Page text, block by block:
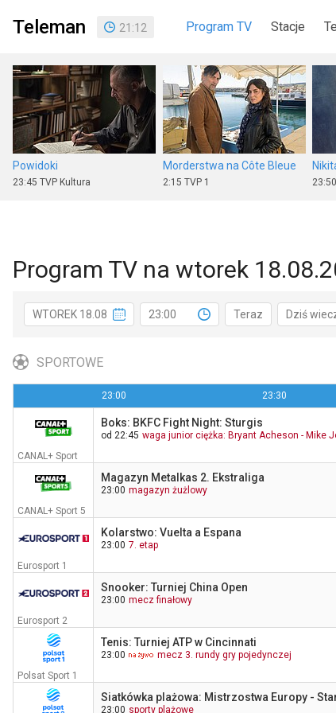
Teleman 21 :12 Program TV Stacje
Powidoki
23:45 TVP Kultura
Morderstwa na Côte Bleue
2:15 TVP 1 23:50
Batman
TVN
Ekstradycja odc. 1
23:55 Stopklatka 0:00
Program informacyjny 19.30
1:30TVP Polonia
Program TV na wtorek
WTOREK 18.08 23:00 Teraz Dziś
SPORTOWE
23:00 23:30
CANAL+ Sport
Boks: BKFC Fight Night: Sturgis
od 22:45 waga junior ciężka: Bryant Acheson - Mike
CANAL+ Sport 5
Magazyn Metalkas 2. Ekstraliga
23:00 magazyn żużlowy
Eurosport 1
Kolarstwo: Vuelta a Espana
23:00 7. etap
Eurosport 2
Snooker: Turniej China Open
23:00 mecz finałowy
Polsat Sport 1
Tenis: Turniej ATP w Cincinnati
23:00 mecz 3. rundy gry pojedynczej
Siatkówka plażowa: Mistrzostwa Europy -
23:00 sporty plażowe